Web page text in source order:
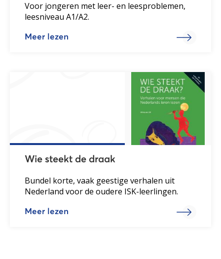
Voor jongeren met leer- en leesproblemen,
leesniveau A1/A2.
Meer lezen
Wie steekt de draak
Bundel korte, vaak geestige verhalen uit
Nederland voor de oudere ISK-leerlingen.
Meer lezen